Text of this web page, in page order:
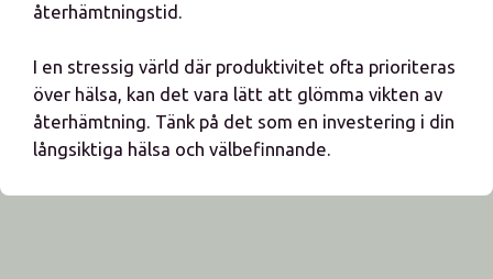
återhämtningstid.
I en stressig värld där produktivitet ofta prioriteras
över hälsa, kan det vara lätt att glömma vikten av
återhämtning. Tänk på det som en investering i din
långsiktiga hälsa och välbefinnande.